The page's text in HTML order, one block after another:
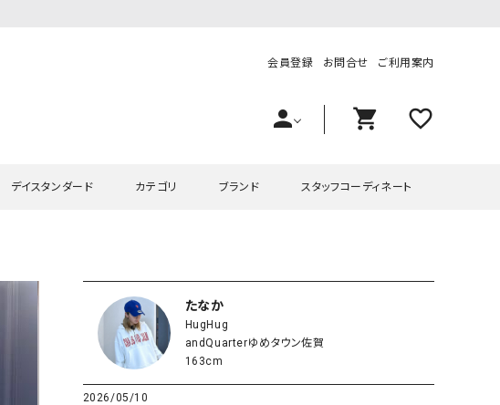
会員登録 お問合せ ご利用案内
person shopping_cart favorite_outline
デイスタンダード
チュニック
カテゴリ
ワンピース・チュニック
サロペット・オーバーオール
スカート
ブランド
ラッピンナイン/アンジェリコルーチェ
hagumu（ハグム）
her.（ハードット）
and quarter（アンドクウォーター） HUMS（ハムズ）
スタッフコーディネート
たなか
HugHug
andQuarterゆめタウン佐賀
163cm
2026/05/10